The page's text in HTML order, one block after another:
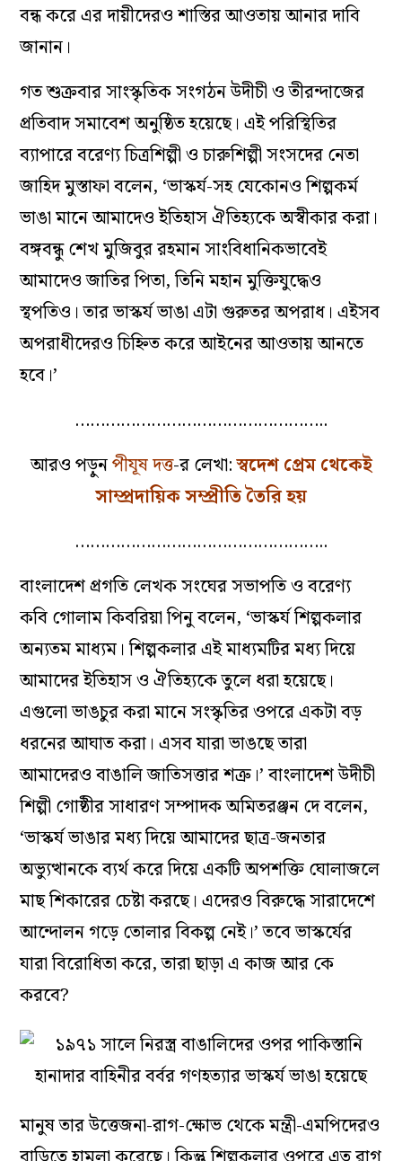
বন্ধ করে এর দায়ীদেরও শাস্তির আওতায় আনার দাবি
জানান।
গত শুক্রবার সাংস্কৃতিক সংগঠন উদীচী ও তীরন্দাজের
প্রতিবাদ সমাবেশ অনুষ্ঠিত হয়েছে। এই পরিস্থিতির
ব্যাপারে বরেণ্য চিত্রশিল্পী ও চারুশিল্পী সংসদের নেতা
জাহিদ মুস্তাফা বলেন, ‘ভাস্কর্য-সহ যেকোনও শিল্পকর্ম
ভাঙা মানে আমাদেও ইতিহাস ঐতিহ্যকে অস্বীকার করা।
বঙ্গবন্ধু শেখ মুজিবুর রহমান সাংবিধানিকভাবেই
আমাদেও জাতির পিতা, তিনি মহান মুক্তিযুদ্ধেও
স্থপতিও। তার ভাস্কর্য ভাঙা এটা গুরুতর অপরাধ। এইসব
অপরাধীদেরও চিহ্নিত করে আইনের আওতায় আনতে
হবে।’
…………………………………………..
আরও পড়ুনপীযূষ দত্ত-র লেখা:স্বদেশ প্রেম থেকেই
সাম্প্রদায়িক সম্প্রীতি তৈরি হয়
…………………………………………..
বাংলাদেশ প্রগতি লেখক সংঘের সভাপতি ও বরেণ্য
কবি গোলাম কিবরিয়া পিনু বলেন, ‘ভাস্কর্য শিল্পকলার
অন্যতম মাধ্যম। শিল্পকলার এই মাধ্যমটির মধ্য দিয়ে
আমাদের ইতিহাস ও ঐতিহ্যকে তুলে ধরা হয়েছে।
এগুলো ভাঙচুর করা মানে সংস্কৃতির ওপরে একটা বড়
ধরনের আঘাত করা। এসব যারা ভাঙছে তারা
আমাদেরও বাঙালি জাতিসত্তার শত্রু।’ বাংলাদেশ উদীচী
শিল্পী গোষ্ঠীর সাধারণ সম্পাদক অমিতরঞ্জন দে বলেন,
‘ভাস্কর্য ভাঙার মধ্য দিয়ে আমাদের ছাত্র-জনতার
অভ্যুত্থানকে ব্যর্থ করে দিয়ে একটি অপশক্তি ঘোলাজলে
মাছ শিকারের চেষ্টা করছে। এদেরও বিরুদ্ধে সারাদেশে
আন্দোলন গড়ে তোলার বিকল্প নেই।’ তবে ভাস্কর্যের
যারা বিরোধিতা করে, তারা ছাড়া এ কাজ আর কে
করবে?
মানুষ তার উত্তেজনা-রাগ-ক্ষোভ থেকে মন্ত্রী-এমপিদেরও